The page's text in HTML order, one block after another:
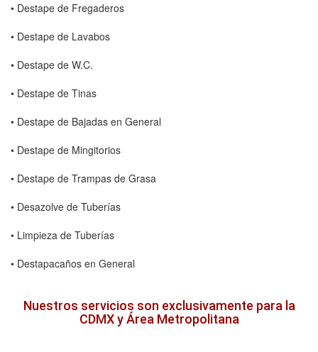
• Destape de Fregaderos
• Destape de Lavabos
• Destape de W.C.
• Destape de Tinas
• Destape de Bajadas en General
• Destape de Mingitorios
• Destape de Trampas de Grasa
• Desazolve de Tuberías
• Limpieza de Tuberías
• Destapacaños en General
Nuestros servicios son exclusivamente para la
CDMX y Área Metropolitana